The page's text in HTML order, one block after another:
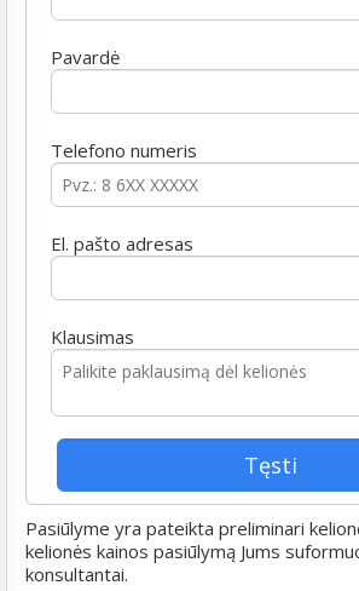
Pavardė
Telefono numeris
El. pašto adresas
Klausimas
Pasiūlyme yra pateikta preliminari
kelionės kainos pasiūlymą Jums
konsultantai.